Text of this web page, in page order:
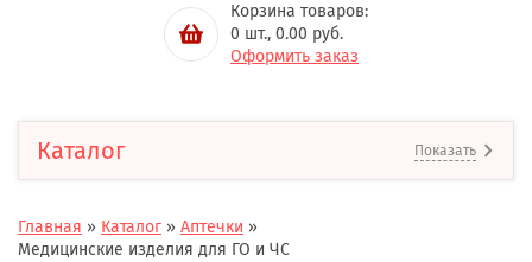
Корзина товаров:
0 шт., 0.00 руб.
Оформить заказ
Каталог Показать
Главная » Каталог » Аптечки »
Медицинские изделия для ГО и ЧС